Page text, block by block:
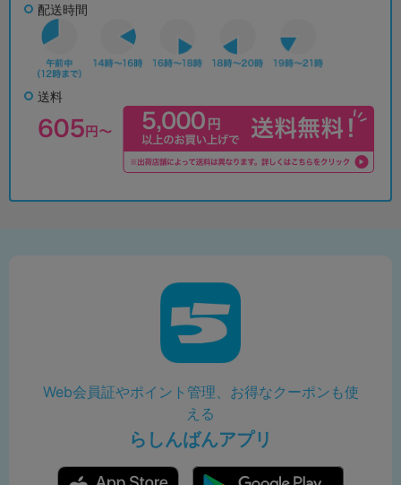
配送時間
送料
Web会員証やポイント管理、お得なクーポンも使
える
らしんばんアプリ